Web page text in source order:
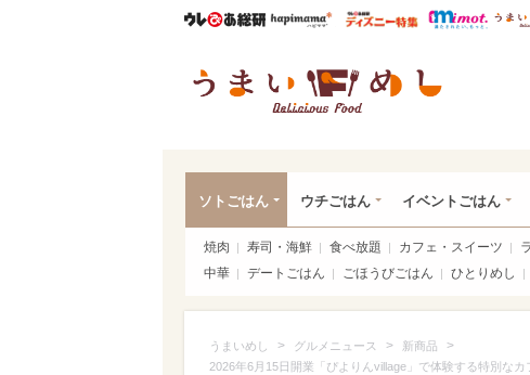
ウレぴあ総研ハピママ* ウレぴあ総研
ソトごはん ウチごはん イベントごはん
焼肉 寿司・海鮮 食べ放題 カフェ・スイーツ
中華
デートごはん ごほうびごはん ひとりめし
うまいめし > グルメニュース > 新商品 >
2026年6月15日開業「ぴよりんvillage」で体験する特別な